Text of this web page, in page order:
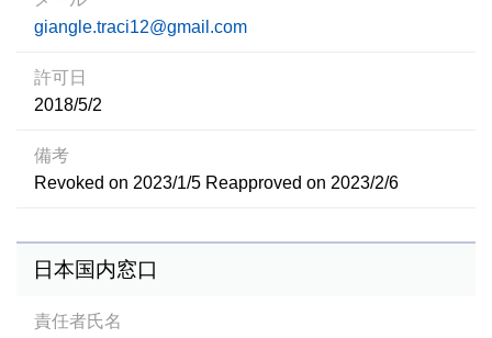
giangle.traci12@gmail.com
許可日
2018/5/2
備考
Revoked on 2023/1/5 Reapproved on 2023/2/6
日本国内窓口
責任者氏名